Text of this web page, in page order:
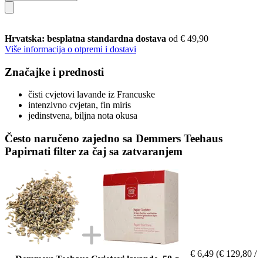
Hrvatska: besplatna standardna dostava od € 49,90
Više informacija o otpremi i dostavi
Značajke i prednosti
čisti cvjetovi lavande iz Francuske
intenzivno cvjetan, fin miris
jedinstvena, biljna nota okusa
Često naručeno zajedno sa Demmers Teehaus
Papirnati filter za čaj sa zatvaranjem
€ 6,49 (€ 129,80 /